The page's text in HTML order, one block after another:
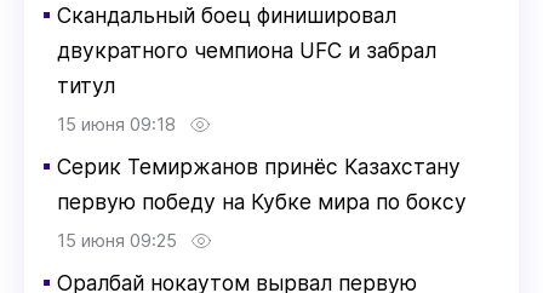
▪ Скандальный боец финишировал
двукратного чемпиона UFC и забрал
титул
15 июня 09:18
▪ Серик Темиржанов принёс Казахстану
первую победу на Кубке мира по боксу
15 июня 09:25
▪ Оралбай нокаутом вырвал первую